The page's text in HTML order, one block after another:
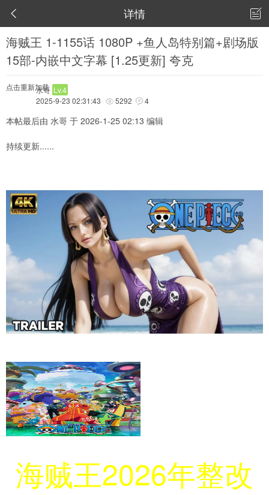
 详情 
海贼王 1-1155话 1080P +鱼人岛特别篇+剧场版
15部-内嵌中文字幕 [1.25更新] 夸克
点击重新加载
水哥 Lv.4
2025-9-23 02:31:43
 5292  4
本帖最后由 水哥 于 2026-1-25 02:13 编辑
持续更新......
海贼王2026年整改